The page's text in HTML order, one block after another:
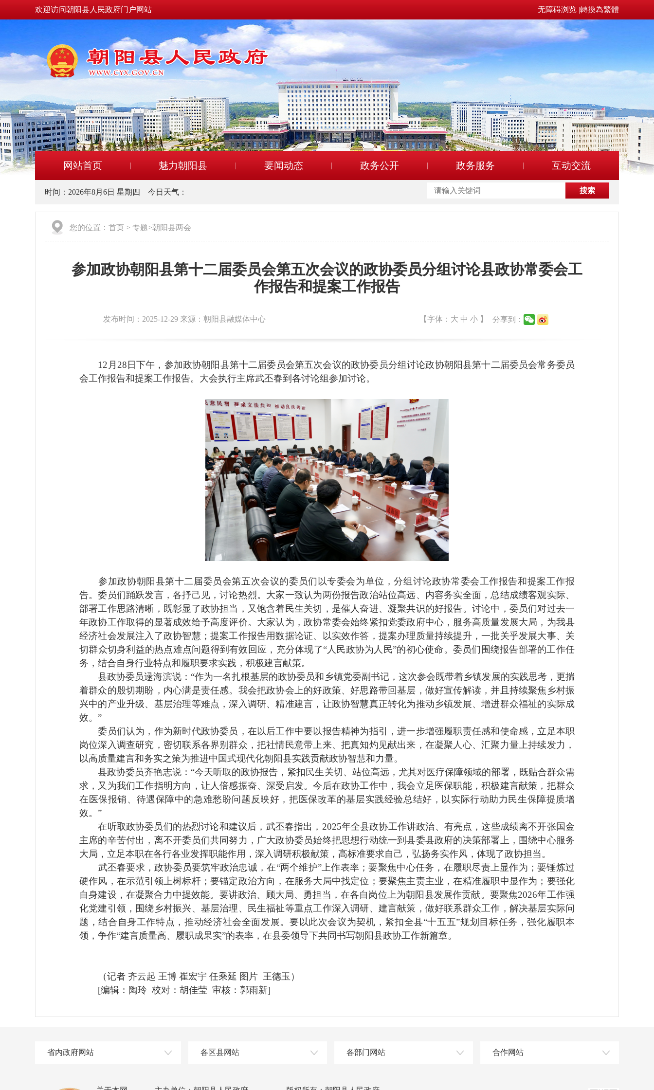
欢迎访问朝阳县人民政府门户网站 无障碍浏览 |轉換為繁體
网站首页 魅力朝阳县 要闻动态 政务公开 政务服务 互动交流
时间： 2026年8月6日 星期四 今日天气：
您的位置： 首页 > 专题>朝阳县两会
参加政协朝阳县第十二届委员会第五次会议的政协委员分组讨论县政协常委会工
作报告和提案工作报告
发布时间：2025-12-29 来源：朝阳县融媒体中心 【字体： 大 中 小 】 分享到：
12月28日下午，参加政协朝阳县第十二届委员会第五次会议的政协委员分组讨论政协朝阳县第十二届委员会常务委员
会工作报告和提案工作报告。大会执行主席武丕春到各讨论组参加讨论。
参加政协朝阳县第十二届委员会第五次会议的委员们以专委会为单位，分组讨论政协常委会工作报告和提案工作报
告。委员们踊跃发言，各抒己见，讨论热烈。大家一致认为两份报告政治站位高远、内容务实全面，总结成绩客观实际、
部署工作思路清晰，既彰显了政协担当，又饱含着民生关切，是催人奋进、凝聚共识的好报告。讨论中，委员们对过去一
年政协工作取得的显著成效给予高度评价。大家认为，政协常委会始终紧扣党委政府中心，服务高质量发展大局，为我县
经济社会发展注入了政协智慧；提案工作报告用数据论证、以实效作答，提案办理质量持续提升，一批关乎发展大事、关
切群众切身利益的热点难点问题得到有效回应，充分体现了“人民政协为人民”的初心使命。委员们围绕报告部署的工作任
务，结合自身行业特点和履职要求实践，积极建言献策。
县政协委员逯海滨说：“作为一名扎根基层的政协委员和乡镇党委副书记，这次参会既带着乡镇发展的实践思考，更揣
着群众的殷切期盼，内心满是责任感。我会把政协会上的好政策、好思路带回基层，做好宣传解读，并且持续聚焦乡村振
兴中的产业升级、基层治理等难点，深入调研、精准建言，让政协智慧真正转化为推动乡镇发展、增进群众福祉的实际成
效。”
委员们认为，作为新时代政协委员，在以后工作中要以报告精神为指引，进一步增强履职责任感和使命感，立足本职
岗位深入调查研究，密切联系各界别群众，把社情民意带上来、把真知灼见献出来，在凝聚人心、汇聚力量上持续发力，
以高质量建言和务实之策为推进中国式现代化朝阳县实践贡献政协智慧和力量。
县政协委员齐艳志说：“今天听取的政协报告，紧扣民生关切、站位高远，尤其对医疗保障领域的部署，既贴合群众需
求，又为我们工作指明方向，让人倍感振奋、深受启发。今后在政协工作中，我会立足医保职能，积极建言献策，把群众
在医保报销、待遇保障中的急难愁盼问题反映好，把医保改革的基层实践经验总结好，以实际行动助力民生保障提质增
效。”
在听取政协委员们的热烈讨论和建议后，武丕春指出，2025年全县政协工作讲政治、有亮点，这些成绩离不开张国金
主席的辛苦付出，离不开委员们共同努力，广大政协委员始终把思想行动统一到县委县政府的决策部署上，围绕中心服务
大局，立足本职在各行各业发挥职能作用，深入调研积极献策，高标准要求自己，弘扬务实作风，体现了政协担当。
武丕春要求，政协委员要筑牢政治忠诚，在“两个维护”上作表率；要聚焦中心任务，在履职尽责上显作为；要锤炼过
硬作风，在示范引领上树标杆；要锚定政治方向，在服务大局中找定位；要聚焦主责主业，在精准履职中显作为；要强化
自身建设，在凝聚合力中提效能。要讲政治、顾大局、勇担当，在各自岗位上为朝阳县发展作贡献。要聚焦2026年工作强
化党建引领，围绕乡村振兴、基层治理、民生福祉等重点工作深入调研、建言献策，做好联系群众工作，解决基层实际问
题，结合自身工作特点，推动经济社会全面发展。要以此次会议为契机，紧扣全县“十五五”规划目标任务，强化履职本
领，争作“建言质量高、履职成果实”的表率，在县委领导下共同书写朝阳县政协工作新篇章。
（记者 齐云起 王博 崔宏宇 任乘延 图片 王德玉）
[编辑：陶玲 校对：胡佳莹 审核：郭雨新]
省内政府网站 各区县网站 各部门网站 合作网站